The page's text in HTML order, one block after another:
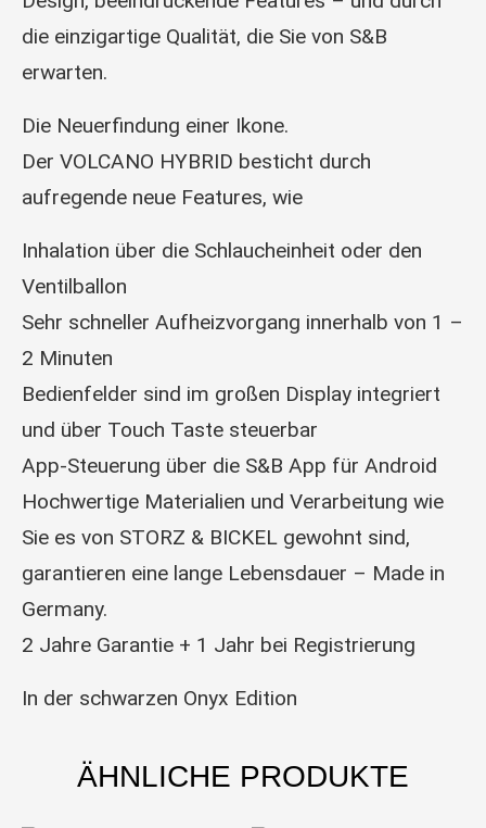
die einzigartige Qualität, die Sie von S&B
erwarten.
Die Neuerfindung einer Ikone.
Der VOLCANO HYBRID besticht durch
aufregende neue Features, wie
Inhalation über die Schlaucheinheit oder den
Ventilballon
Sehr schneller Aufheizvorgang innerhalb von 1 –
2 Minuten
Bedienfelder sind im großen Display integriert
und über Touch Taste steuerbar
App-Steuerung über die S&B App für Android
Hochwertige Materialien und Verarbeitung wie
Sie es von STORZ & BICKEL gewohnt sind,
garantieren eine lange Lebensdauer – Made in
Germany.
2 Jahre Garantie + 1 Jahr bei Registrierung
In der schwarzen Onyx Edition
ÄHNLICHE PRODUKTE